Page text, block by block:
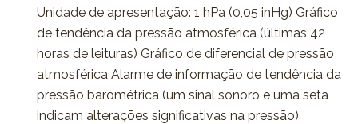
Unidade de apresentação: 1 hPa (0,05 inHg) Gráfico
de tendência da pressão atmosférica (últimas 42
horas de leituras) Gráfico de diferencial de pressão
atmosférica Alarme de informação de tendência da
pressão barométrica (um sinal sonoro e uma seta
indicam alterações significativas na pressão)